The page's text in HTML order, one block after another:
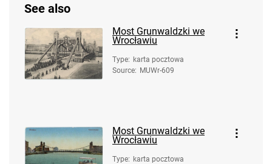
See also
Most Grunwaldzki we
Wrocławiu
Type: karta pocztowa
Source: MUWr-609
Most Grunwaldzki we
Wrocławiu
Type: karta pocztowa